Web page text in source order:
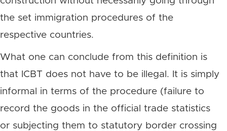
the set immigration procedures of the
respective countries.
What one can conclude from this definition is
that ICBT does not have to be illegal. It is simply
informal in terms of the procedure (failure to
record the goods in the official trade statistics
or subjecting them to statutory border crossing